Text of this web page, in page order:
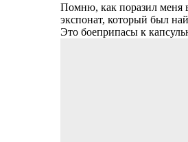
Помню, как поразил меня
экспонат, который был
Это боеприпасы к